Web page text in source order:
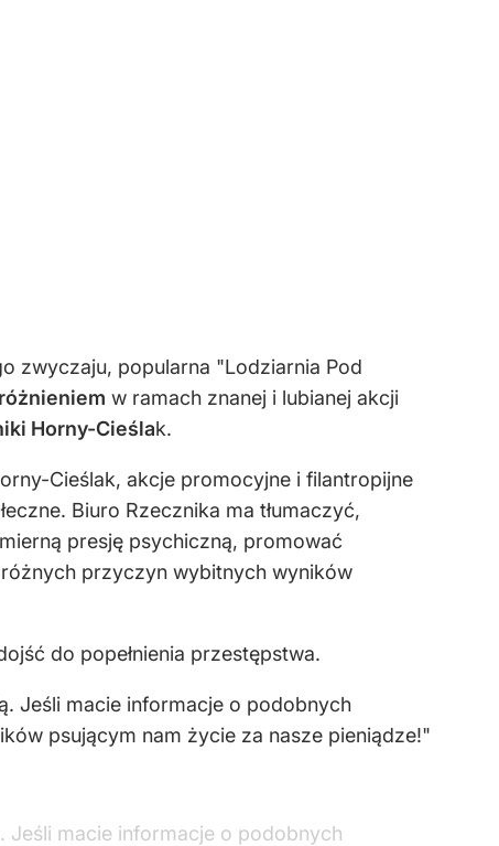
zwyczaju, popularna "Lodziarnia Pod
w ramach znanej i lubianej akcji
Horny-Cieślak.
Cieślak, akcje promocyjne i filantropijne
Biuro Rzecznika ma tłumaczyć,
presję psychiczną, promować
przyczyn wybitnych wyników
do popełnienia przestępstwa.
Jeśli macie informacje o podobnych
psującym nam życie za nasze pieniądze!"
Jeśli macie informacje o podobnych